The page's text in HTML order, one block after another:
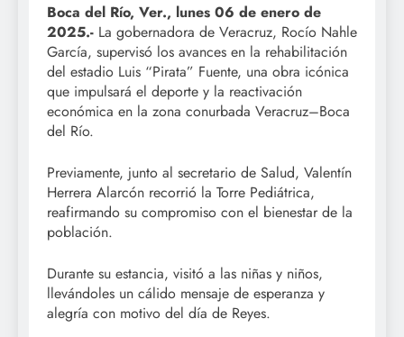
Boca del Río, Ver., lunes 06 de enero de
2025.- La gobernadora de Veracruz, Rocío Nahle
García, supervisó los avances en la rehabilitación
del estadio Luis “Pirata” Fuente, una obra icónica
que impulsará el deporte y la reactivación
económica en la zona conurbada Veracruz–Boca
del Río.
Previamente, junto al secretario de Salud, Valentín
Herrera Alarcón recorrió la Torre Pediátrica,
reafirmando su compromiso con el bienestar de la
población.
Durante su estancia, visitó a las niñas y niños,
llevándoles un cálido mensaje de esperanza y
alegría con motivo del día de Reyes.